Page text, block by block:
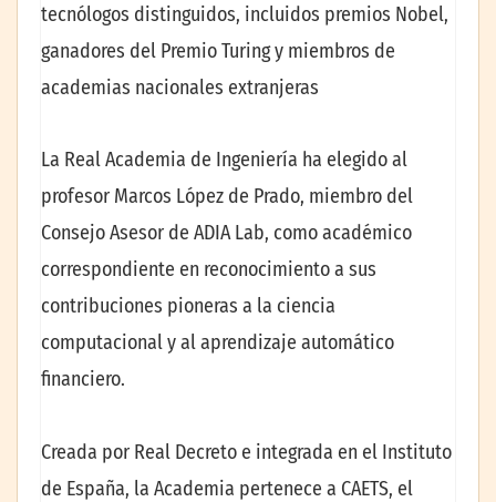
tecnólogos distinguidos, incluidos premios Nobel,
ganadores del Premio Turing y miembros de
academias nacionales extranjeras
La Real Academia de Ingeniería ha elegido al
profesor Marcos López de Prado, miembro del
Consejo Asesor de ADIA Lab, como académico
correspondiente en reconocimiento a sus
contribuciones pioneras a la ciencia
computacional y al aprendizaje automático
financiero.
Creada por Real Decreto e integrada en el Instituto
de España, la Academia pertenece a CAETS, el